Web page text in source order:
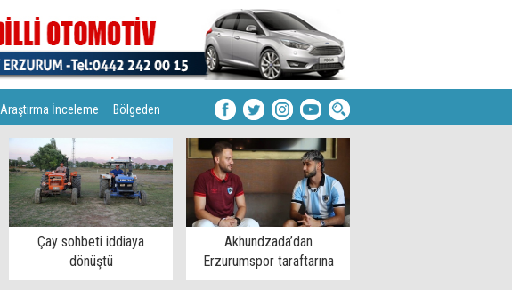
Araştırma İnceleme Bölgeden
Çay sohbeti iddiaya
dönüştü
Akhundzada’dan
Erzurumspor taraftarına
mesaj